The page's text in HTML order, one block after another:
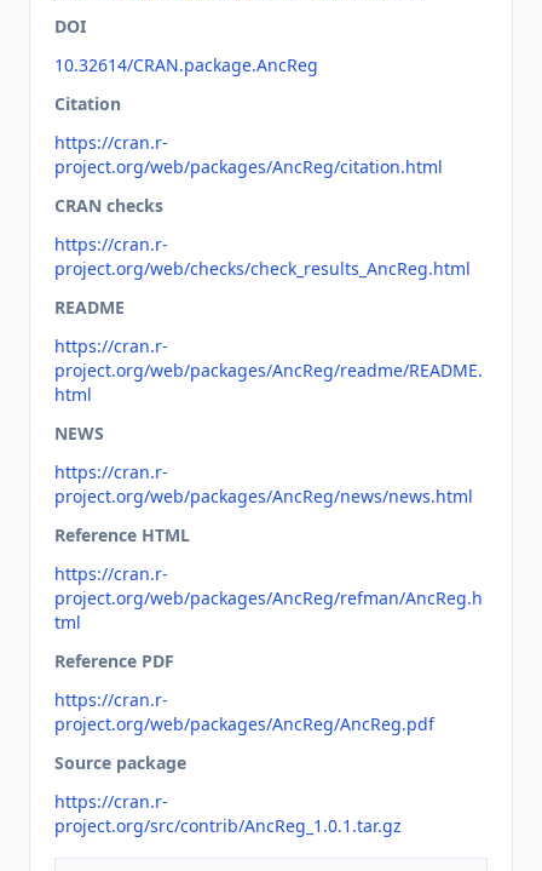
DOI
10.32614/CRAN.package.AncReg
Citation
https://cran.r-
project.org/web/packages/AncReg/citation.html
CRAN checks
https://cran.r-
project.org/web/checks/check_results_AncReg.html
README
https://cran.r-
project.org/web/packages/AncReg/readme/README.
html
NEWS
https://cran.r-
project.org/web/packages/AncReg/news/news.html
Reference HTML
https://cran.r-
project.org/web/packages/AncReg/refman/AncReg.h
tml
Reference PDF
https://cran.r-
project.org/web/packages/AncReg/AncReg.pdf
Source package
https://cran.r-
project.org/src/contrib/AncReg_1.0.1.tar.gz